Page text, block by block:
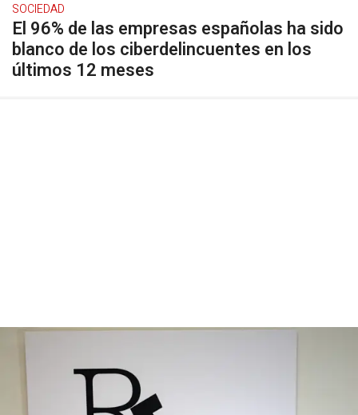
SOCIEDAD
El 96% de las empresas españolas ha sido
blanco de los ciberdelincuentes en los
últimos 12 meses